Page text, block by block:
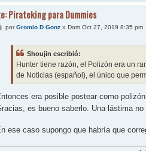
Pirateking para Dummies
MporGromio D Gonz» Dom Oct 27, 2019 8:35 pm
Shoujin escribió:
Hunter tiene razón, el Polizón era un
de Noticias (español), el único que
era posible postear como
es bueno saberlo. Una lástima no
ese caso supongo que habría que